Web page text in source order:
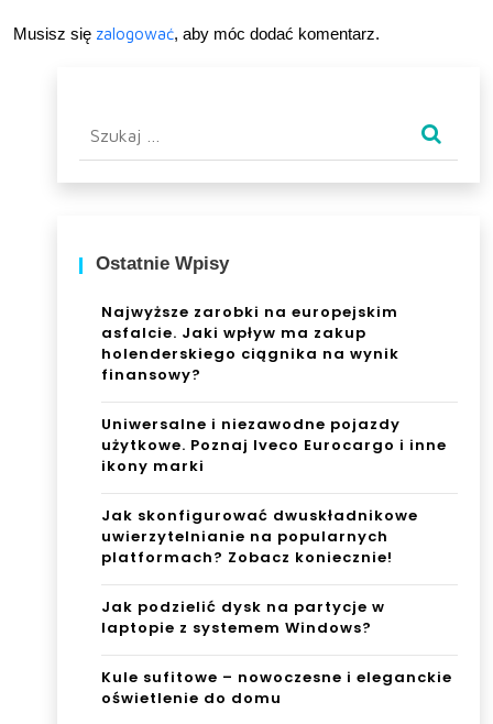
Musisz się zalogować, aby móc dodać komentarz.
Ostatnie Wpisy
Najwyższe zarobki na europejskim
asfalcie. Jaki wpływ ma zakup
holenderskiego ciągnika na wynik
finansowy?
Uniwersalne i niezawodne pojazdy
użytkowe. Poznaj Iveco Eurocargo i inne
ikony marki
Jak skonfigurować dwuskładnikowe
uwierzytelnianie na popularnych
platformach? Zobacz koniecznie!
Jak podzielić dysk na partycje w
laptopie z systemem Windows?
Kule sufitowe – nowoczesne i eleganckie
oświetlenie do domu